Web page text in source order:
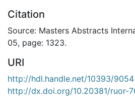
Citation
Source: Masters Abstracts
05, page: 1323.
URI
http://hdl.handle.net/10393/9054
http://dx.doi.org/10.20381/ruor-